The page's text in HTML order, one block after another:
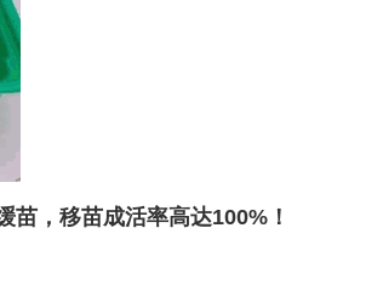
，移苗成活率高达100%！